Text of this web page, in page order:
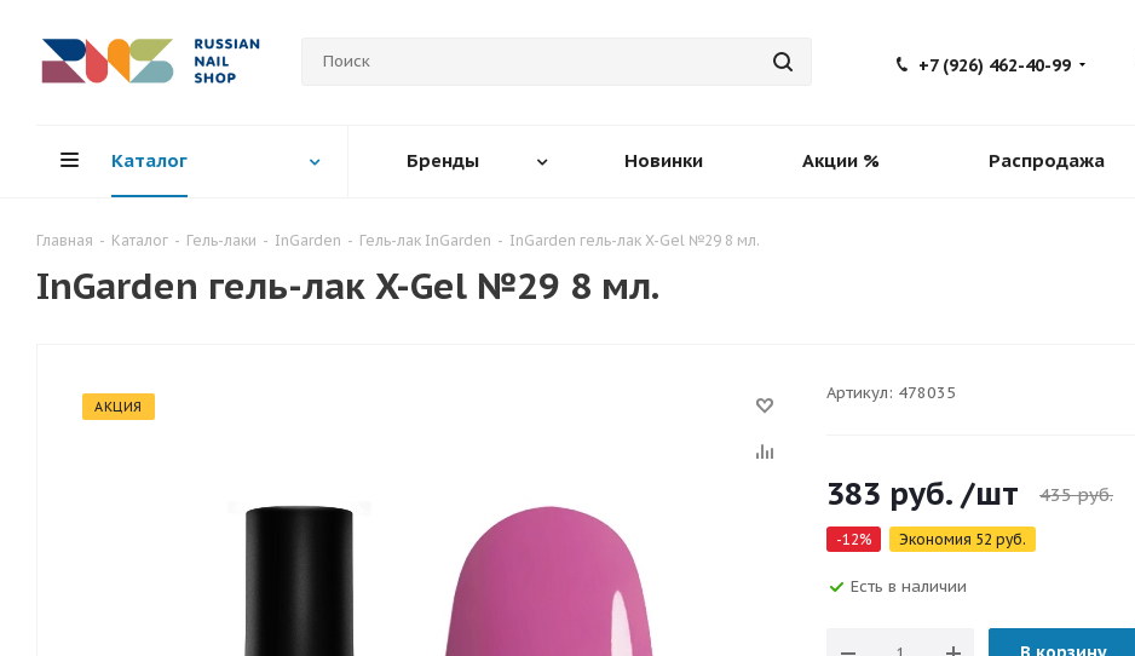
+7 (926) 462-40-99
Каталог Бренды Новинки Акции % Распродажа
Главная - Каталог - Гель-лаки - InGarden - Гель-лак InGarden - InGarden гель-лак X-Gel №29 8 мл.
InGarden гель-лак X-Gel №29 8 мл.
АКЦИЯ
Артикул: 478035
383 руб. /шт 435руб.
-12% Экономия 52 руб.
Есть в наличии